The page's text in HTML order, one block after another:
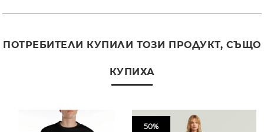
ПОТРЕБИТЕЛИ КУПИЛИ ТОЗИ ПРОДУКТ, СЪЩО
КУПИХА
50%